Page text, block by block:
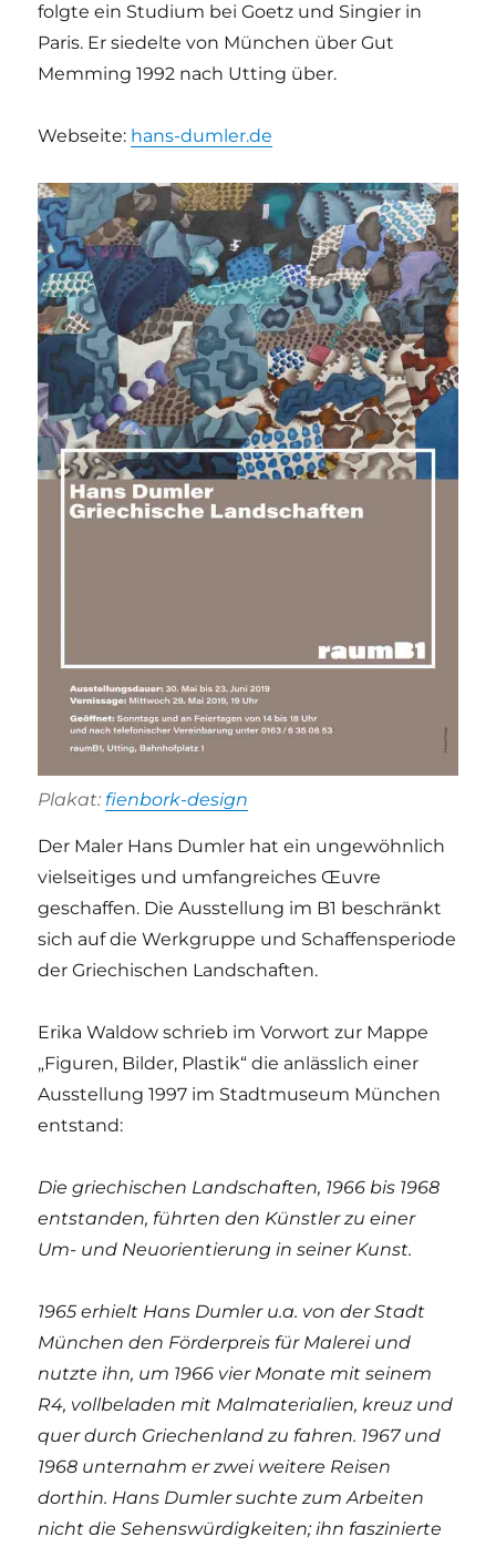
folgte ein Studium bei Goetz und Singier in
Paris. Er siedelte von München über Gut
Memming 1992 nach Utting über.
Webseite: hans-dumler.de
Plakat: fienbork-design
Der Maler Hans Dumler hat ein ungewöhnlich
vielseitiges und umfangreiches Œuvre
geschaffen. Die Ausstellung im B1 beschränkt
sich auf die Werkgruppe und Schaffensperiode
der Griechischen Landschaften.
Erika Waldow schrieb im Vorwort zur Mappe
„Figuren, Bilder, Plastik“ die anlässlich einer
Ausstellung 1997 im Stadtmuseum München
entstand:
Die griechischen Landschaften, 1966 bis 1968
entstanden, führten den Künstler zu einer
Um- und Neuorientierung in seiner Kunst.
1965 erhielt Hans Dumler u.a. von der Stadt
München den Förderpreis für Malerei und
nutzte ihn, um 1966 vier Monate mit seinem
R4, vollbeladen mit Malmaterialien, kreuz und
quer durch Griechenland zu fahren. 1967 und
1968 unternahm er zwei weitere Reisen
dorthin. Hans Dumler suchte zum Arbeiten
nicht die Sehenswürdigkeiten; ihn faszinierte